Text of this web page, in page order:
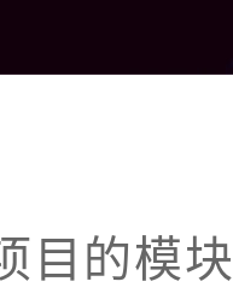
目的模